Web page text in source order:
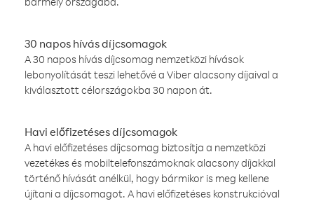
30 napos hívás díjcsomagok
A 30 napos hívás díjcsomag nemzetközi hívások
lebonyolítását teszi lehetővé a Viber alacsony díjaival a
kiválasztott célországokba 30 napon át.
Havi előfizetéses díjcsomagok
A havi előfizetéses díjcsomag biztosítja a nemzetközi
vezetékes és mobiltelefonszámoknak alacsony díjakkal
történő hívását anélkül, hogy bármikor is meg kellene
újítani a díjcsomagot. A havi előfizetéses konstrukcióval